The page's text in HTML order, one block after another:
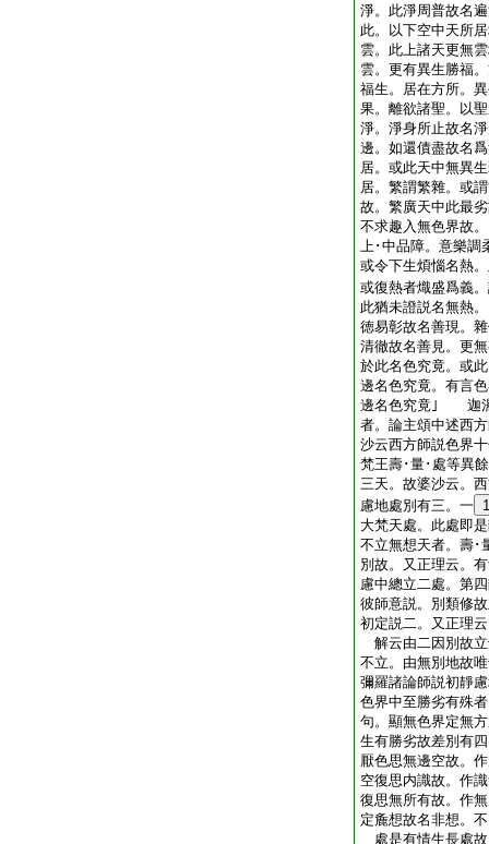
淨。此淨周普故名
此。以下空中天所
雲。此上諸天更無
雲。更有異生勝福
福生。居在方所。
果。離欲諸聖。以
淨。淨身所止故名
邊。如還債盡故名
居。或此天中無異
居。繁謂繁雜。或
故。繁廣天中此最
不求趣入無色界故
上･中品障。意樂調
或令下生煩惱名熱
或復熱者熾盛爲義
此猶未證説名無熱
徳易彰故名善現。
清徹故名善見。更
於此名色究竟。或
邊名色究竟。有言
邊名色究竟｣ 迦濕
者。論主頌中述西
沙云西方師説色界
梵王壽･量･處等異
三天。故婆沙云。
慮地處別有三。一 1
大梵天處。此處即
不立無想天者。壽･
別故。又正理云。
慮中總立二處。第
彼師意説。別類修
初定説二。又正理
解云由二因別故
不立。由無別地故
彌羅諸論師説初
色界中至勝劣有殊
句。顯無色界定無
生有勝劣故差別有
厭色思無邊空故。
空復思内識故。作
復思無所有故。作
定麁想故名非想。
處是有情生長處